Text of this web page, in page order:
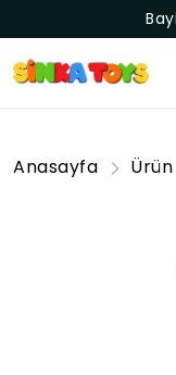
Anasayfa Ürün